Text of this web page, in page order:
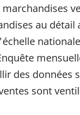
au
des données
sont